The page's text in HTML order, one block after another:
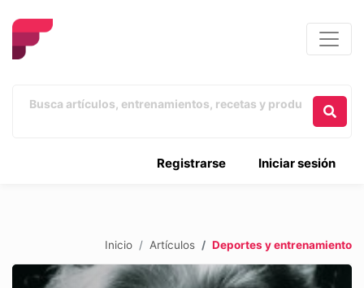
Iniciar sesión
Registrarse
Inicio Artículos Deportes y entrenamiento